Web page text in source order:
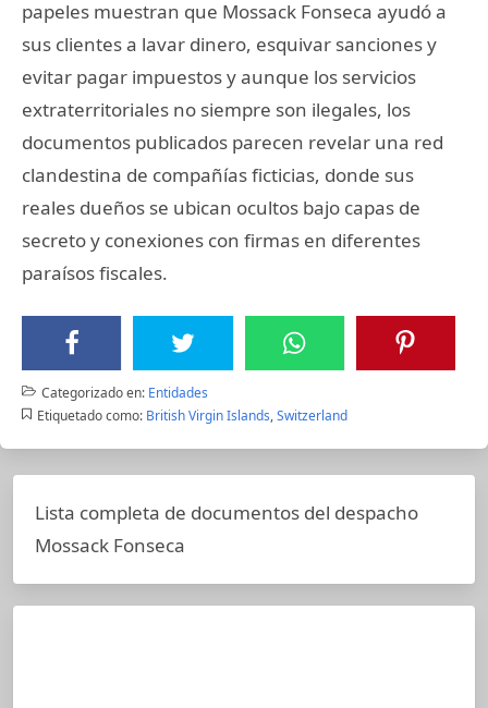
papeles muestran que Mossack Fonseca ayudó a
sus clientes a lavar dinero, esquivar sanciones y
evitar pagar impuestos y aunque los servicios
extraterritoriales no siempre son ilegales, los
documentos publicados parecen revelar una red
clandestina de compañías ficticias, donde sus
reales dueños se ubican ocultos bajo capas de
secreto y conexiones con firmas en diferentes
paraísos fiscales.
Categorizado en: Entidades
Etiquetado como: British Virgin Islands,Switzerland
Lista completa de documentos del despacho
Mossack Fonseca